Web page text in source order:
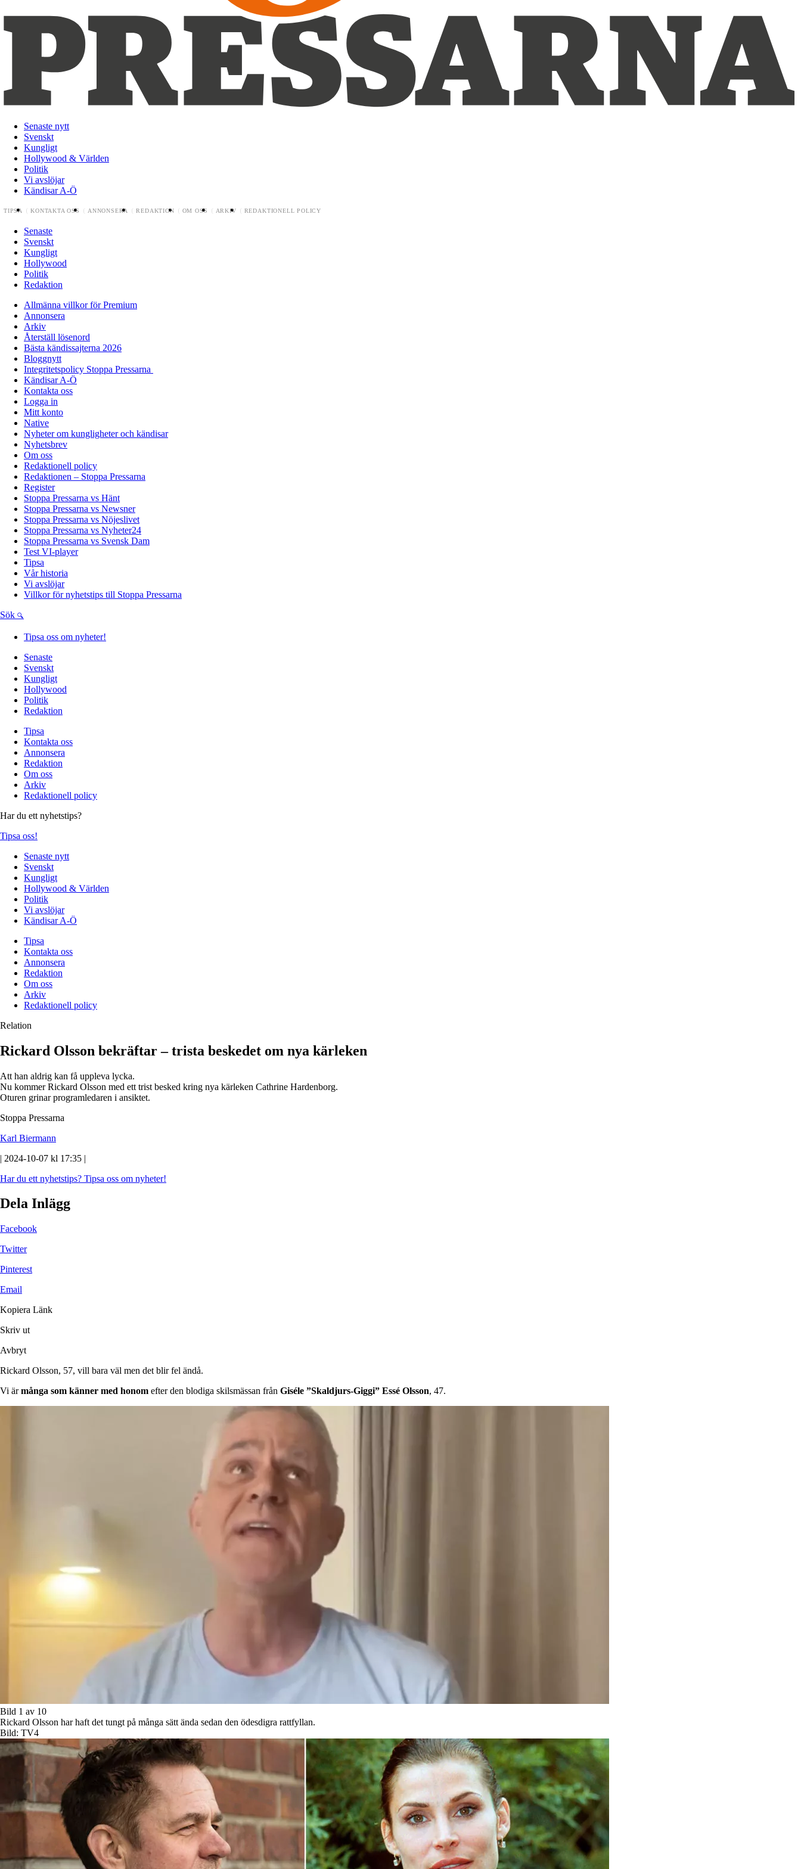
Senaste nytt
Svenskt
Kungligt
Hollywood & Världen
Politik
Vi avslöjar
Kändisar A-Ö
TIPSA KONTAKTA OSS ANNONSERA REDAKTION OM OSS ARKIV REDAKTIONELL POLICY
Senaste
Svenskt
Kungligt
Hollywood
Politik
Redaktion
Allmänna villkor för Premium
Annonsera
Arkiv
Återställ lösenord
Bästa kändissajterna 2026
Bloggnytt
Integritetspolicy Stoppa Pressarna
Kändisar A-Ö
Kontakta oss
Logga in
Mitt konto
Native
Nyheter om kungligheter och kändisar
Nyhetsbrev
Om oss
Redaktionell policy
Redaktionen – Stoppa Pressarna
Register
Stoppa Pressarna vs Hänt
Stoppa Pressarna vs Newsner
Stoppa Pressarna vs Nöjeslivet
Stoppa Pressarna vs Nyheter24
Stoppa Pressarna vs Svensk Dam
Test VI-player
Tipsa
Vår historia
Vi avslöjar
Villkor för nyhetstips till Stoppa Pressarna
Sök
Tipsa oss om nyheter!
Senaste
Svenskt
Kungligt
Hollywood
Politik
Redaktion
Tipsa
Kontakta oss
Annonsera
Redaktion
Om oss
Arkiv
Redaktionell policy
Har du ett nyhetstips?
Tipsa oss!
Senaste nytt
Svenskt
Kungligt
Hollywood & Världen
Politik
Vi avslöjar
Kändisar A-Ö
Tipsa
Kontakta oss
Annonsera
Redaktion
Om oss
Arkiv
Redaktionell policy
Relation
Rickard Olsson bekräftar – trista beskedet om nya kärleken
Att han aldrig kan få uppleva lycka.
Nu kommer Rickard Olsson med ett trist besked kring nya kärleken Cathrine Hardenborg.
Oturen grinar programledaren i ansiktet.
Stoppa Pressarna
Karl Biermann
| 2024-10-07 kl 17:35 |
Har du ett nyhetstips? Tipsa oss om nyheter!
Dela Inlägg
Facebook
Twitter
Pinterest
Email
Kopiera Länk
Skriv ut
Avbryt
Rickard Olsson, 57, vill bara väl men det blir fel ändå.
Vi ärmånga som känner med honom efter den blodiga skilsmässan från Giséle ”Skaldjurs-Giggi” Essé Olsson, 47.
Bild 1 av 10
Rickard Olsson har haft det tungt på många sätt ända sedan den ödesdigra rattfyllan.
Bild: TV4